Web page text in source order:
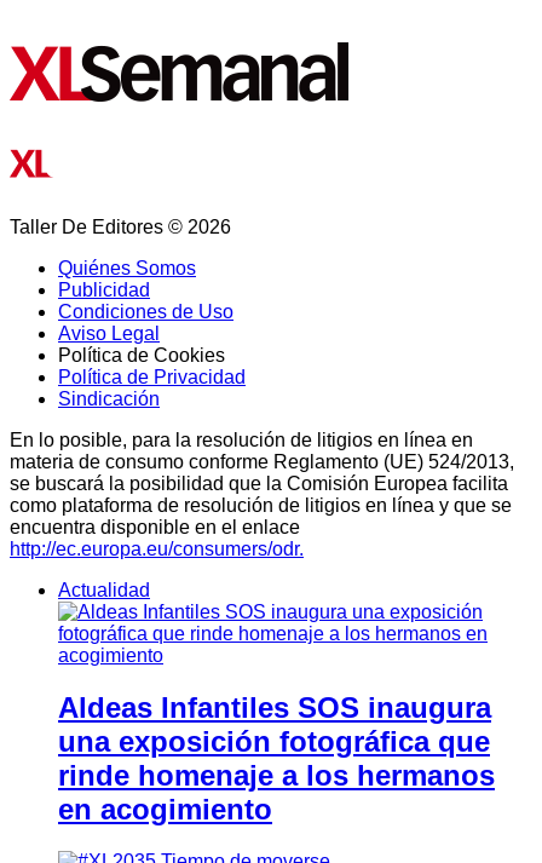
Taller De Editores © 2026
Quiénes Somos
Publicidad
Condiciones de Uso
Aviso Legal
Política de Cookies
Política de Privacidad
Sindicación
En lo posible, para la resolución de litigios en línea en
materia de consumo conforme Reglamento (UE) 524/2013,
se buscará la posibilidad que la Comisión Europea facilita
como plataforma de resolución de litigios en línea y que se
encuentra disponible en el enlace
http://ec.europa.eu/consumers/odr.
Actualidad
Aldeas Infantiles SOS inaugura
una exposición fotográfica que
rinde homenaje a los hermanos
en acogimiento